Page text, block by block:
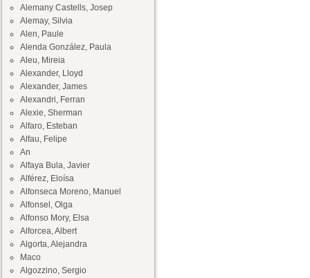
Alemany Castells, Josep
Alemay, Silvia
Alen, Paule
Alenda González, Paula
Aleu, Mireia
Alexander, Lloyd
Alexander, James
Alexandri, Ferran
Alexie, Sherman
Alfaro, Esteban
Alfau, Felipe
An
Alfaya Bula, Javier
Alférez, Eloísa
Alfonseca Moreno, Manuel
Alfonsel, Olga
Alfonso Mory, Elsa
Alforcea, Albert
Algorta, Alejandra
Maco
Algozzino, Sergio